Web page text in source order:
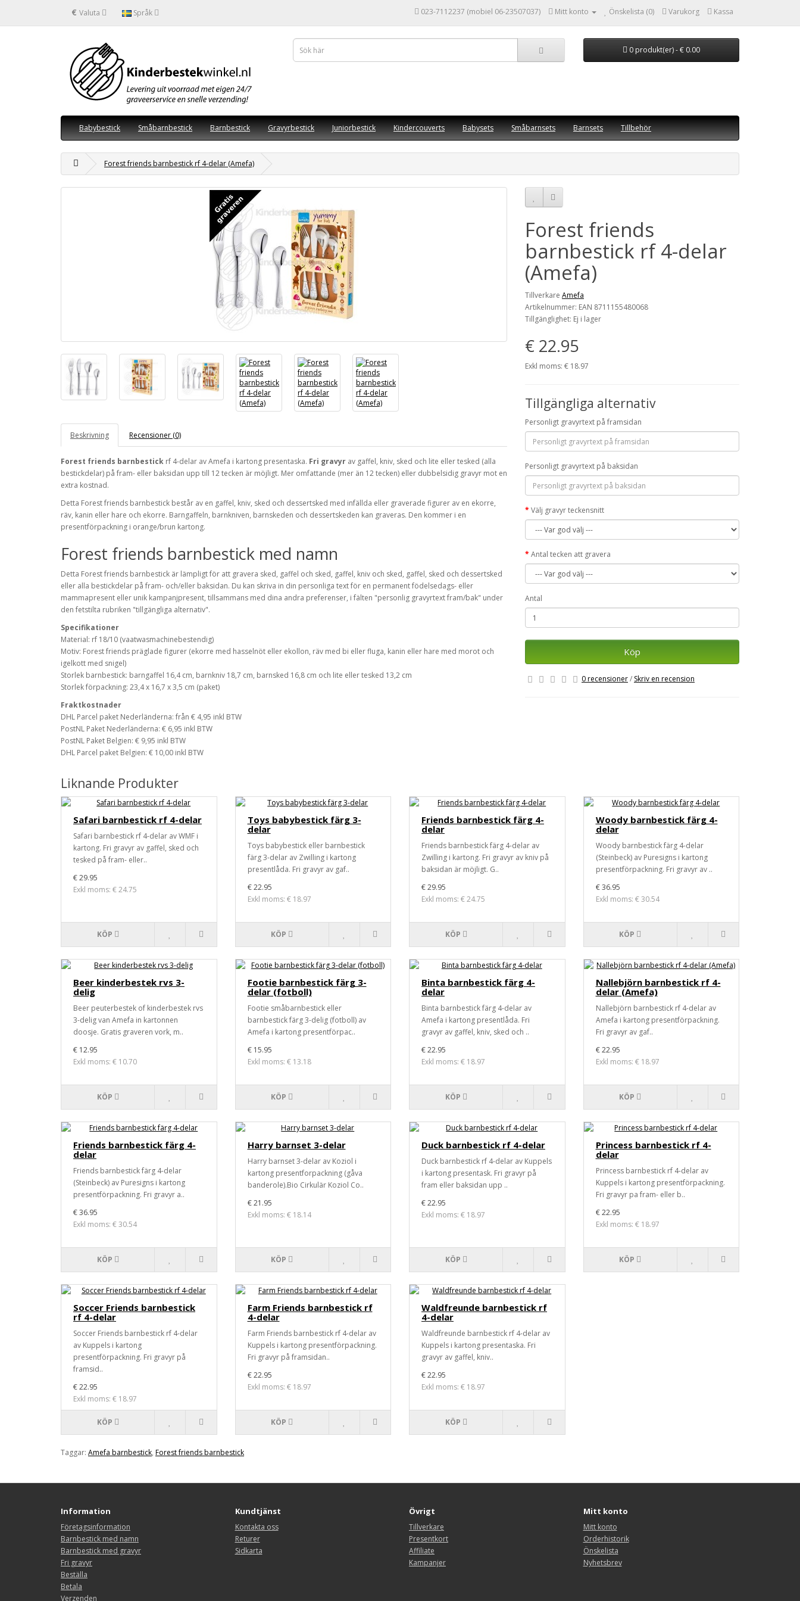
€ Valuta Språk 023-7112237 (mobiel 06-23507037) Mitt konto Önskelista (0) Varukorg Kassa
0 produkt(er) - € 0.00
Babybestick Småbarnbestick Barnbestick Gravyrbestick Juniorbestick Kindercouverts Babysets Småbarnsets Barnsets Tillbehör
Forest friends barnbestick rf 4-delar (Amefa)
Beskrivning Recensioner (0)
Forest friends barnbestick rf 4-delar av Amefa i kartong presentaska. Fri gravyr av gaffel, kniv, sked och lite eller tesked (alla
bestickdelar) på fram- eller baksidan upp till 12 tecken är möjligt. Mer omfattande (mer än 12 tecken) eller dubbelsidig gravyr mot en
extra kostnad.
Detta Forest friends barnbestick består av en gaffel, kniv, sked och dessertsked med infällda eller graverade figurer av en ekorre,
räv, kanin eller hare och ekorre. Barngaffeln, barnkniven, barnskeden och dessertskeden kan graveras. Den kommer i en
presentförpackning i orange/brun kartong.
Forest friends barnbestick med namn
Detta Forest friends barnbestick är lämpligt för att gravera sked, gaffel och sked, gaffel, kniv och sked, gaffel, sked och dessertsked
eller alla bestickdelar på fram- och/eller baksidan. Du kan skriva in din personliga text för en permanent födelsedags- eller
mammapresent eller unik kampanjpresent, tillsammans med dina andra preferenser, i fälten "personlig gravyrtext fram/bak" under
den fetstilta rubriken "tillgängliga alternativ".
Specifikationer
Material: rf 18/10 (vaatwasmachinebestendig)
Motiv: Forest friends präglade figurer (ekorre med hasselnöt eller ekollon, räv med bi eller fluga, kanin eller hare med morot och
igelkott med snigel)
Storlek barnbestick: barngaffel 16,4 cm, barnkniv 18,7 cm, barnsked 16,8 cm och lite eller tesked 13,2 cm
Storlek förpackning: 23,4 x 16,7 x 3,5 cm (paket)
Fraktkostnader
DHL Parcel paket Nederländerna: från € 4,95 inkl BTW
PostNL Paket Nederländerna: € 6,95 inkl BTW
PostNL Paket Belgien: € 9,95 inkl BTW
DHL Parcel paket Belgien: € 10,00 inkl BTW
Forest friends
barnbestick rf 4-delar
(Amefa)
Tillverkare Amefa
Artikelnummer: EAN 8711155480068
Tillgänglighet: Ej i lager
€ 22.95
Exkl moms: € 18.97
Tillgängliga alternativ
Personligt gravyrtext på framsidan
Personligt gravyrtext på baksidan
Välj gravyr teckensnitt
Antal tecken att gravera
Antal
Köp
0 recensioner/ Skriv en recension
Liknande Produkter
Safari barnbestick rf 4-delar
Safari barnbestick rf 4-delar av WMF i
kartong. Fri gravyr av gaffel, sked och
tesked på fram- eller..
€ 29.95
Exkl moms: € 24.75
KÖP
Toys babybestick färg 3-
delar
Toys babybestick eller barnbestick
färg 3-delar av Zwilling i kartong
presentlåda. Fri gravyr av gaf..
€ 22.95
Exkl moms: € 18.97
KÖP
Friends barnbestick färg 4-
delar
Friends barnbestick färg 4-delar av
Zwilling i kartong. Fri gravyr av kniv på
baksidan är möjligt. G..
€ 29.95
Exkl moms: € 24.75
KÖP
Woody barnbestick färg 4-
delar
Woody barnbestick färg 4-delar
(Steinbeck) av Puresigns i kartong
presentförpackning. Fri gravyr av ..
€ 36.95
Exkl moms: € 30.54
KÖP
Beer kinderbestek rvs 3-
delig
Beer peuterbestek of kinderbestek rvs
3-delig van Amefa in kartonnen
doosje. Gratis graveren vork, m..
€ 12.95
Exkl moms: € 10.70
KÖP
Footie barnbestick färg 3-
delar (fotboll)
Footie småbarnbestick eller
barnbestick färg 3-delig (fotboll) av
Amefa i kartong presentförpac..
€ 15.95
Exkl moms: € 13.18
KÖP
Binta barnbestick färg 4-
delar
Binta barnbestick färg 4-delar av
Amefa i kartong presentlåda. Fri
gravyr av gaffel, kniv, sked och ..
€ 22.95
Exkl moms: € 18.97
KÖP
Nallebjörn barnbestick rf 4-
delar (Amefa)
Nallebjörn barnbestick rf 4-delar av
Amefa i kartong presentförpackning.
Fri gravyr av gaf..
€ 22.95
Exkl moms: € 18.97
KÖP
Friends barnbestick färg 4-
delar
Friends barnbestick färg 4-delar
(Steinbeck) av Puresigns i kartong
presentförpackning. Fri gravyr a..
€ 36.95
Exkl moms: € 30.54
KÖP
Harry barnset 3-delar
Harry barnset 3-delar av Koziol i
kartong presentforpackning (gåva
banderole).Bio Cirkulär Koziol Co..
€ 21.95
Exkl moms: € 18.14
KÖP
Duck barnbestick rf 4-delar
Duck barnbestick rf 4-delar av Kuppels
i kartong presentask. Fri gravyr på
fram eller baksidan upp ..
€ 22.95
Exkl moms: € 18.97
KÖP
Princess barnbestick rf 4-
delar
Princess barnbestick rf 4-delar av
Kuppels i kartong presentförpackning.
Fri gravyr pa fram- eller b..
€ 22.95
Exkl moms: € 18.97
KÖP
Soccer Friends barnbestick
rf 4-delar
Soccer Friends barnbestick rf 4-delar
av Kuppels i kartong
presentförpackning. Fri gravyr på
framsid..
€ 22.95
Exkl moms: € 18.97
KÖP
Farm Friends barnbestick rf
4-delar
Farm Friends barnbestick rf 4-delar av
Kuppels i kartong presentförpackning.
Fri gravyr på framsidan..
€ 22.95
Exkl moms: € 18.97
KÖP
Waldfreunde barnbestick rf
4-delar
Waldfreunde barnbestick rf 4-delar av
Kuppels i kartong presentaska. Fri
gravyr av gaffel, kniv..
€ 22.95
Exkl moms: € 18.97
KÖP
Taggar: Amefa barnbestick, Forest friends barnbestick
Information
Företagsinformation
Barnbestick med namn
Barnbestick med gravyr
Fri gravyr
Beställa
Betala
Verzenden
Kundtjänst
Kontakta oss
Returer
Sidkarta
Övrigt
Tillverkare
Presentkort
Affiliate
Kampanjer
Mitt konto
Mitt konto
Orderhistorik
Önskelista
Nyhetsbrev